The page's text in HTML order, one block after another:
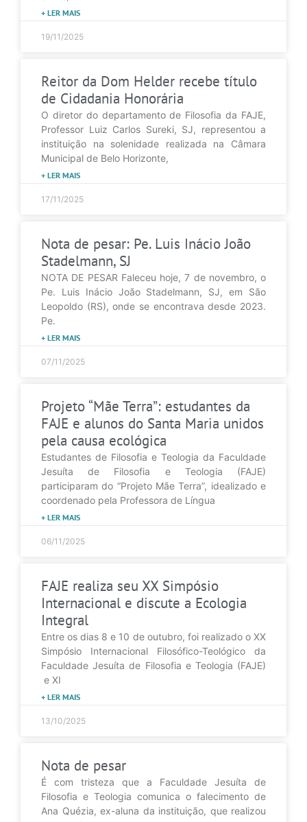
+ LER MAIS
19/11/2025
Reitor da Dom Helder recebe título
de Cidadania Honorária
O diretor do departamento de Filosofia da FAJE,
Professor Luiz Carlos Sureki, SJ, representou a
instituição na solenidade realizada na Câmara
Municipal de Belo Horizonte,
+ LER MAIS
17/11/2025
Nota de pesar: Pe. Luis Inácio João
Stadelmann, SJ
NOTA DE PESAR Faleceu hoje, 7 de novembro, o
Pe. Luis Inácio João Stadelmann, SJ, em São
Leopoldo (RS), onde se encontrava desde 2023.
Pe.
+ LER MAIS
07/11/2025
Projeto “Mãe Terra”: estudantes da
FAJE e alunos do Santa Maria unidos
pela causa ecológica
Estudantes de Filosofia e Teologia da Faculdade
Jesuíta de Filosofia e Teologia (FAJE)
participaram do “Projeto Mãe Terra”, idealizado e
coordenado pela Professora de Língua
+ LER MAIS
06/11/2025
FAJE realiza seu XX Simpósio
Internacional e discute a Ecologia
Integral
Entre os dias 8 e 10 de outubro, foi realizado o XX
Simpósio Internacional Filosófico-Teológico da
Faculdade Jesuíta de Filosofia e Teologia (FAJE)
e XI
+ LER MAIS
13/10/2025
Nota de pesar
É com tristeza que a Faculdade Jesuíta de
Filosofia e Teologia comunica o falecimento de
Ana Quézia, ex-aluna da instituição, que realizou